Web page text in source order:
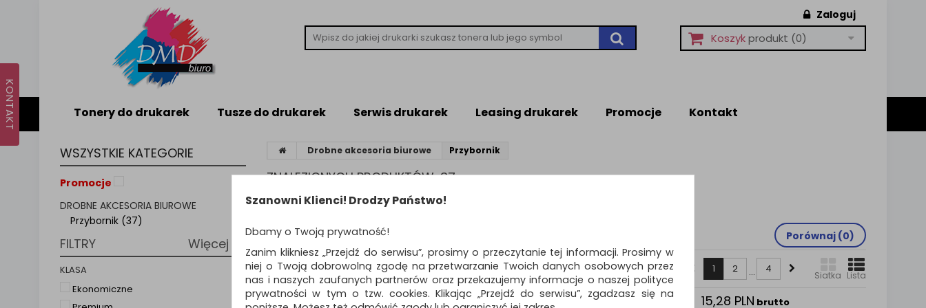
Zaloguj
Koszykprodukt (0)
Tonery do drukarek Tusze do drukarek Serwis drukarek Leasing drukarek Promocje Kontakt
WSZYSTKIE KATEGORIE
Promocje
DROBNE AKCESORIA BIUROWE
Przybornik (37)
FILTRY Więcej
KLASA
Ekonomiczne
Drobne akcesoria biurowe Przybornik
ZNALEZIONYCH PRODUKTÓW: 37
Porównaj (0)
Sortuj po Standardowe Pokaż 12 produktów
Siatka Lista
1 2 ... 4
Przybornik na długopisy
15,28 PLN brutto
Szanowni Klienci! Drodzy Państwo!
Dbamy o Twoją prywatność!
Zanim klikniesz „Przejdź do serwisu”, prosimy o przeczytanie tej informacji. Prosimy w
niej o Twoją dobrowolną zgodę na przetwarzanie Twoich danych osobowych przez
nas i naszych zaufanych partnerów oraz przekazujemy informacje o naszej polityce
prywatności w tym o tzw. cookies. Klikając „Przejdź do serwisu”, zgadzasz się na